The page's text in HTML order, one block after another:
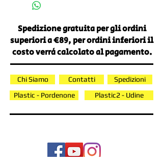
Spedizione gratuita per gli ordini
superiori a €89, per ordini inferiori il
costo verrà calcolato al pagamento.
Chi Siamo Contatti
Spedizioni
Plastic - Pordenone
Plastic2 - Udine